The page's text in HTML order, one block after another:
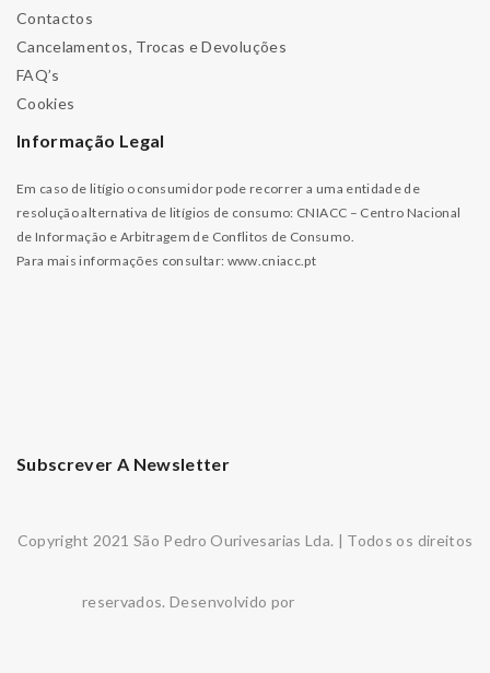
Contactos
Cancelamentos, Trocas e Devoluções
FAQ’s
Cookies
Informação Legal
Em caso de litígio o consumidor pode recorrer a uma entidade de
resolução alternativa de litígios de consumo: CNIACC – Centro Nacional
de Informação e Arbitragem de Conflitos de Consumo.
Para mais informações consultar: www.cniacc.pt
Subscrever A Newsletter
Copyright 2021 São Pedro Ourivesarias Lda. | Todos os direitos
reservados. Desenvolvido por